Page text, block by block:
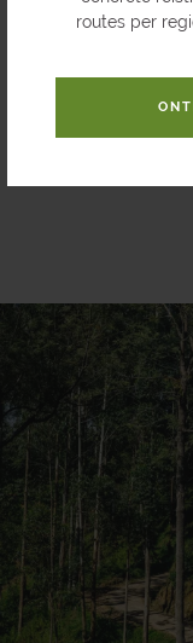
routes per
We komen aan in
England’ van Sri
valleien en
invloed is goed
cottages of
de omgeving